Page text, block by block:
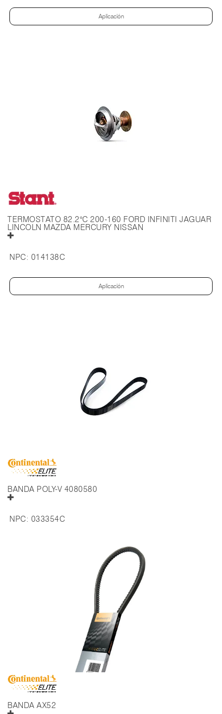
Aplicación
TERMOSTATO 82.2°C 200-160 FORD INFINITI JAGUAR
LINCOLN MAZDA MERCURY NISSAN
NPC: 014138C
Aplicación
BANDA POLY-V 4080580
NPC: 033354C
BANDA AX52